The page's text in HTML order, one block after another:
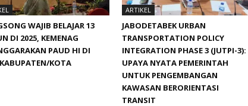
WAJIB BELAJAR 13
DI 2025, KEMENAG
PAUD HI DI
KOTA
ARTIKEL
JABODETABEK URBAN
TRANSPORTATION POLICY
INTEGRATION PHASE 3 (JUTPI-3):
UPAYA NYATA PEMERINTAH
UNTUK PENGEMBANGAN
KAWASAN BERORIENTASI
TRANSIT